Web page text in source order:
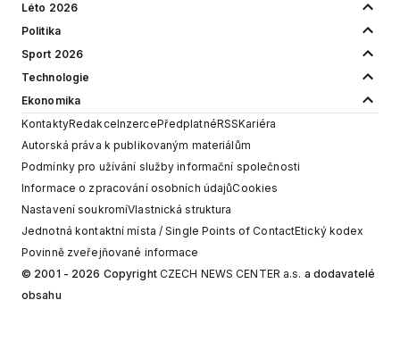
Léto 2026
Politika
Sport 2026
Technologie
Ekonomika
KontaktyRedakceInzercePředplatnéRSSKariéra
Autorská práva k publikovaným materiálům
Podmínky pro užívání služby informační společnosti
Informace o zpracování osobních údajůCookies
Nastavení soukromíVlastnická struktura
Jednotná kontaktní místa / Single Points of ContactEtický kodex
Povinně zveřejňované informace
© 2001 - 2026 Copyright CZECH NEWS CENTER a.s. a dodavatelé
obsahu